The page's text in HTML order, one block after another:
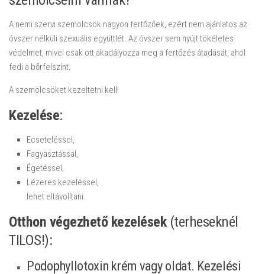
A nemi szervi szemölcsök nagyon fertőzőek, ezért nem ajánlatos az
óvszer nélküli szexuális együttlét. Az óvszer sem nyújt tökéletes
védelmet, mivel csak ott akadályozza meg a fertőzés átadását, ahol
fedi a bőrfelszínt.
A szemölcsöket kezeltetni kell!
Kezelése:
Ecseteléssel,
Fagyasztással,
Égetéssel,
Lézeres kezeléssel,
lehet eltávolítani.
Otthon végezhető kezelések(terheseknél
TILOS!):
Podophyllotoxin krém vagy oldat. Kezelési